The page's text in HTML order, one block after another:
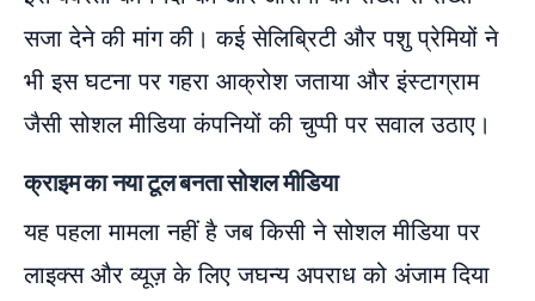
सजा देने की मांग की। कई सेलिब्रिटी और पशु प्रेमियों ने
भी इस घटना पर गहरा आक्रोश जताया और इंस्टाग्राम
जैसी सोशल मीडिया कंपनियों की चुप्पी पर सवाल उठाए।
क्राइम का नया टूल बनता सोशल मीडिया
यह पहला मामला नहीं है जब किसी ने सोशल मीडिया पर
लाइक्स और व्यूज़ के लिए जघन्य अपराध को अंजाम दिया